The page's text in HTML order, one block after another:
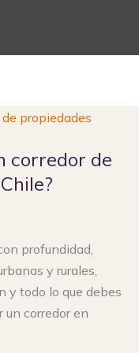
corredor de
profundidad,
y rurales,
y todo lo que debes
corredor en